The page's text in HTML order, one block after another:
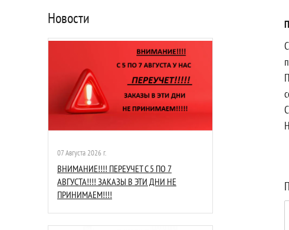
Новости
07 Августа 2026 г.
ВНИМАНИЕ!!!! ПЕРЕУЧЕТ С 5 ПО 7
АВГУСТА!!!! ЗАКАЗЫ В ЭТИ ДНИ НЕ
ПРИНИМАЕМ!!!!